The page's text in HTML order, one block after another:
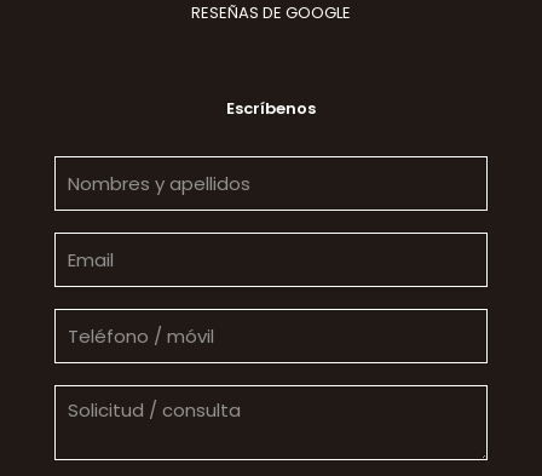
RESEÑAS DE GOOGLE
Escríbenos